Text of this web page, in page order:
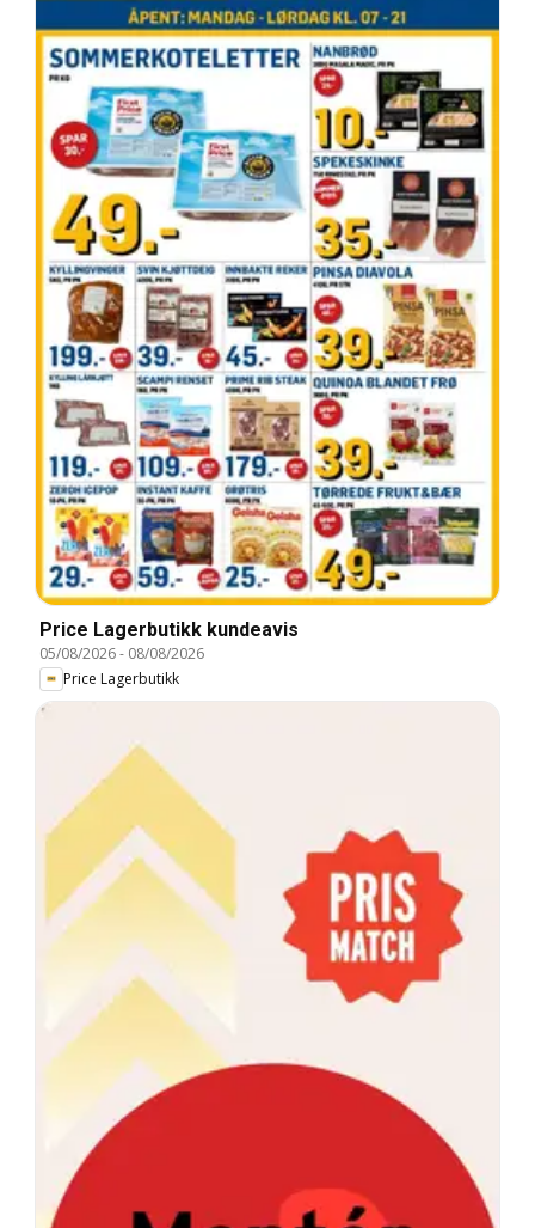
Price Lagerbutikk kundeavis
05/08/2026- 08/08/2026
Price Lagerbutikk